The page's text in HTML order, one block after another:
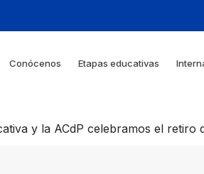
Conócenos Etapas educativas
y la ACdP celebramos el retiro